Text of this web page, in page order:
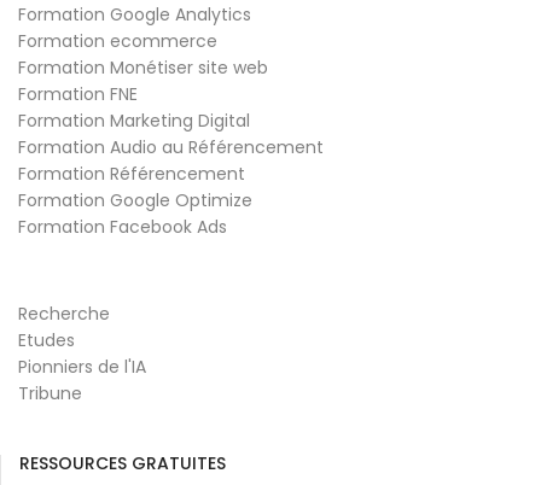
Formation Google Analytics
Formation ecommerce
Formation Monétiser site web
Formation FNE
Formation Marketing Digital
Formation Audio au Référencement
Formation Référencement
Formation Google Optimize
Formation Facebook Ads
Recherche
Etudes
Pionniers de l'IA
Tribune
RESSOURCES GRATUITES